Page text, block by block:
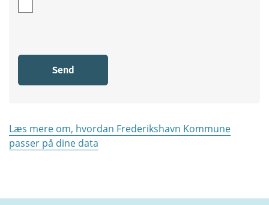
Læs mere om, hvordan Frederikshavn Kommune
passer på dine data